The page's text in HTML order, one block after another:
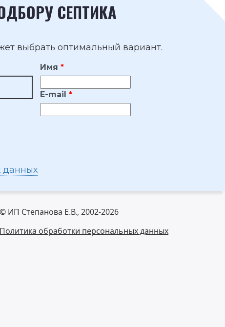
СЕПТИКА
выбрать оптимальный вариант.
Имя
E-mail
данных
© ИП Степанова Е.В., 2002-2026
Политика обработки персональных данных